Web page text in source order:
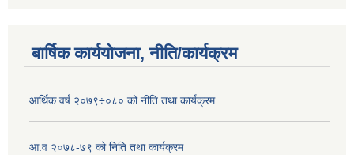
बार्षिक कार्ययोजना, नीति/कार्यक्रम
आर्थिक वर्ष २०७९÷०८० को नीति तथा कार्यक्रम
आ.व २०७८-७९ को निति तथा कार्यक्रम